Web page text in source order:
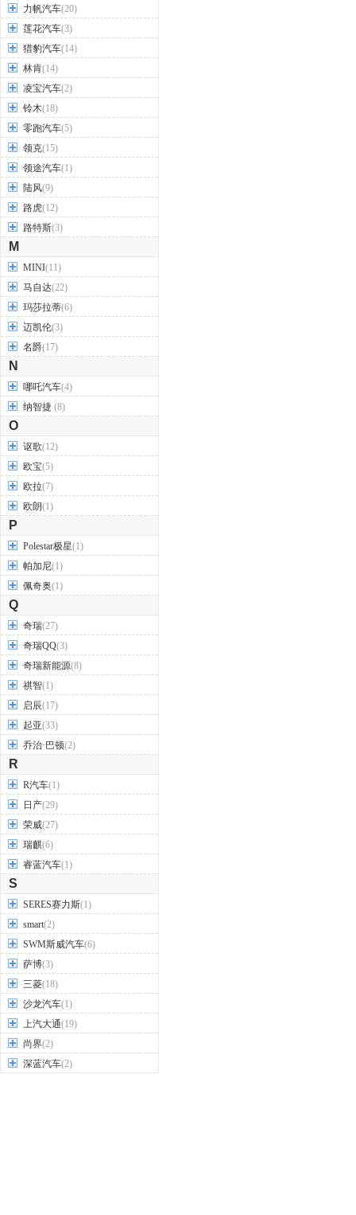
力帆汽车(20)
莲花汽车(3)
猎豹汽车(14)
林肯(14)
凌宝汽车(2)
铃木(18)
零跑汽车(5)
领克(15)
领途汽车(1)
陆风(9)
路虎(12)
路特斯(3)
M
MINI(11)
马自达(22)
玛莎拉蒂(6)
迈凯伦(3)
名爵(17)
N
哪吒汽车(4)
纳智捷 (8)
O
讴歌(12)
欧宝(5)
欧拉(7)
欧朗(1)
P
Polestar极星(1)
帕加尼(1)
佩奇奥(1)
Q
奇瑞(27)
奇瑞QQ(3)
奇瑞新能源(8)
祺智(1)
启辰(17)
起亚(33)
乔治·巴顿(2)
R
R汽车(1)
日产(29)
荣威(27)
瑞麒(6)
睿蓝汽车(1)
S
SERES赛力斯(1)
smart(2)
SWM斯威汽车(6)
萨博(3)
三菱(18)
沙龙汽车(1)
上汽大通(19)
尚界(2)
深蓝汽车(2)